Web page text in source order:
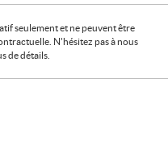
seulement et ne peuvent être
N'hésitez pas à nous
de détails.